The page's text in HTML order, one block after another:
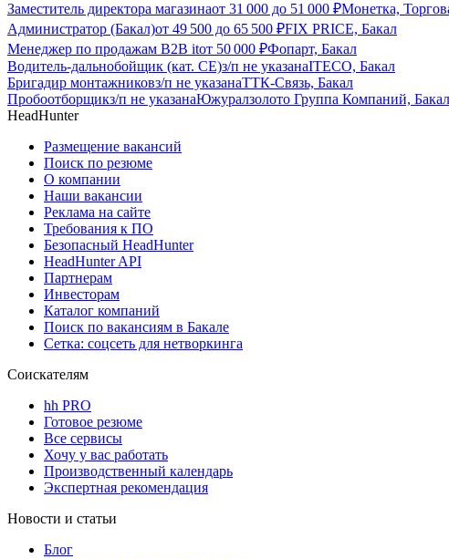
Заместитель директора магазинаот 31 000 до 51 000 ₽Монетка,
Администратор (Бакал)от 49 500 до 65 500 ₽FIX PRICE, Бакал
Менеджер по продажам B2B itот 50 000 ₽Фопарт, Бакал
Водитель-дальнобойщик (кат. CE)з/п не указанаITECO, Бакал
Бригадир монтажниковз/п не указанаТТК-Связь, Бакал
Пробоотборщикз/п не указанаЮжуралзолото Группа Компаний, Бакал
HeadHunter
Размещение вакансий
Поиск по резюме
О компании
Наши вакансии
Реклама на сайте
Требования к ПО
Безопасный HeadHunter
HeadHunter API
Партнерам
Инвесторам
Каталог компаний
Поиск по вакансиям в Бакале
Сетка: соцсеть для нетворкинга
Соискателям
hh PRO
Готовое резюме
Все сервисы
Хочу у вас работать
Производственный календарь
Экспертная рекомендация
Новости и статьи
Блог